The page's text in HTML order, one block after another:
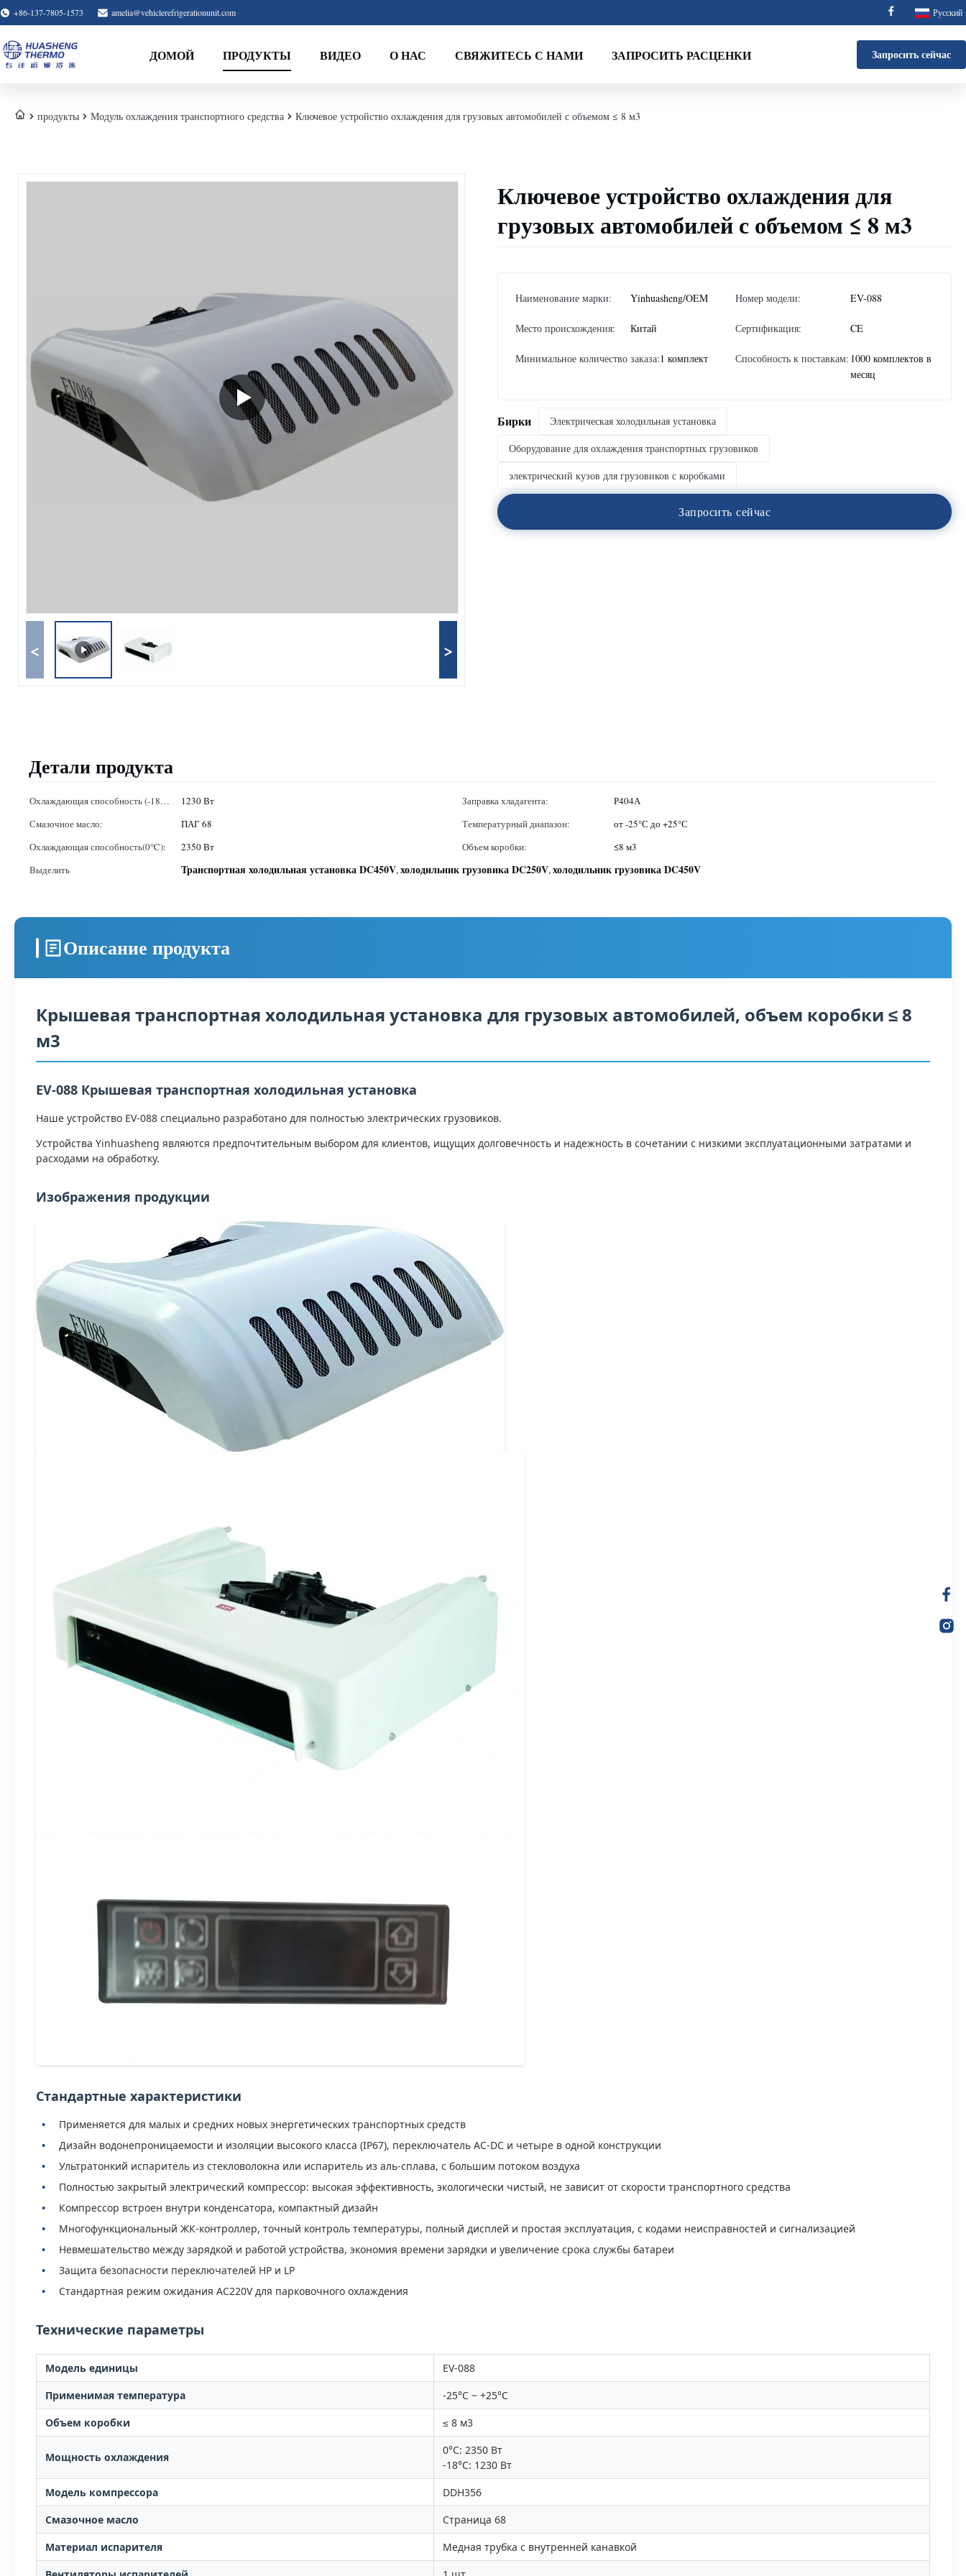
+86-137-7805-1573 amelia@vehiclerefrigerationunit.com Русский
ДОМОЙ ПРОДУКТЫ ВИДЕО О НАС СВЯЖИТЕСЬ С НАМИ ЗАПРОСИТЬ РАСЦЕНКИ Запросить сейчас
продукты Модуль охлаждения транспортного средства Ключевое устройство охлаждения для грузовых автомобилей с объемом ≤ 8 м3
< >
Ключевое устройство охлаждения для
грузовых автомобилей с объемом ≤ 8 м3
Наименование марки: Yinhuasheng/OEM Номер модели: EV-088
Место происхождения: Китай Сертификация: CE
Минимальное количество заказа:1 комплект Способность к поставкам: 1000 комплектов в
месяц
Бирки
Электрическая холодильная установка
Оборудование для охлаждения транспортных грузовиков
электрический кузов для грузовиков с коробками
Запросить сейчас
Детали продукта
Охлаждающая способность (-18
℃):
1230 Вт Заправка хладагента:
Р404А
Смазочное масло:
ПАГ 68 Температурный диапазон:
от -25°С до +25°С
Охлаждающая способность(0℃):
2350 Вт Объем коробки:
≤8 м3
Выделить
Транспортная холодильная установка DC450V,холодильник грузовика DC250V,холодильник грузовика DC450V
Описание продукта
Крышевая транспортная холодильная установка для грузовых автомобилей, объем коробки ≤ 8
м3
EV-088 Крышевая транспортная холодильная установка
Наше устройство EV-088 специально разработано для полностью электрических грузовиков.
Устройства Yinhuasheng являются предпочтительным выбором для клиентов, ищущих долговечность и надежность в сочетании с низкими эксплуатационными затратами и
расходами на обработку.
Изображения продукции
Стандартные характеристики
Применяется для малых и средних новых энергетических транспортных средств
Дизайн водонепроницаемости и изоляции высокого класса (IP67), переключатель AC-DC и четыре в одной конструкции
Ультратонкий испаритель из стекловолокна или испаритель из аль-сплава, с большим потоком воздуха
Полностью закрытый электрический компрессор: высокая эффективность, экологически чистый, не зависит от скорости транспортного средства
Компрессор встроен внутри конденсатора, компактный дизайн
Многофункциональный ЖК-контроллер, точный контроль температуры, полный дисплей и простая эксплуатация, с кодами неисправностей и сигнализацией
Невмешательство между зарядкой и работой устройства, экономия времени зарядки и увеличение срока службы батареи
Защита безопасности переключателей HP и LP
Стандартная режим ожидания AC220V для парковочного охлаждения
Технические параметры
Модель единицы
EV-088
Применимая температура
-25°C ~ +25°C
Объем коробки
≤ 8 м3
Мощность охлаждения
0°C: 2350 Вт
-18°С: 1230 Вт
Модель компрессора
DDH356
Смазочное масло
Страница 68
Материал испарителя
Медная трубка с внутренней канавкой